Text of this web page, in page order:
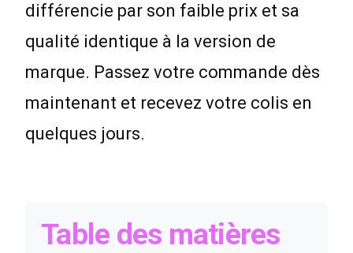
différencie par son faible prix et sa
qualité identique à la version de
marque. Passez votre commande dès
maintenant et recevez votre colis en
quelques jours.
Table des matières